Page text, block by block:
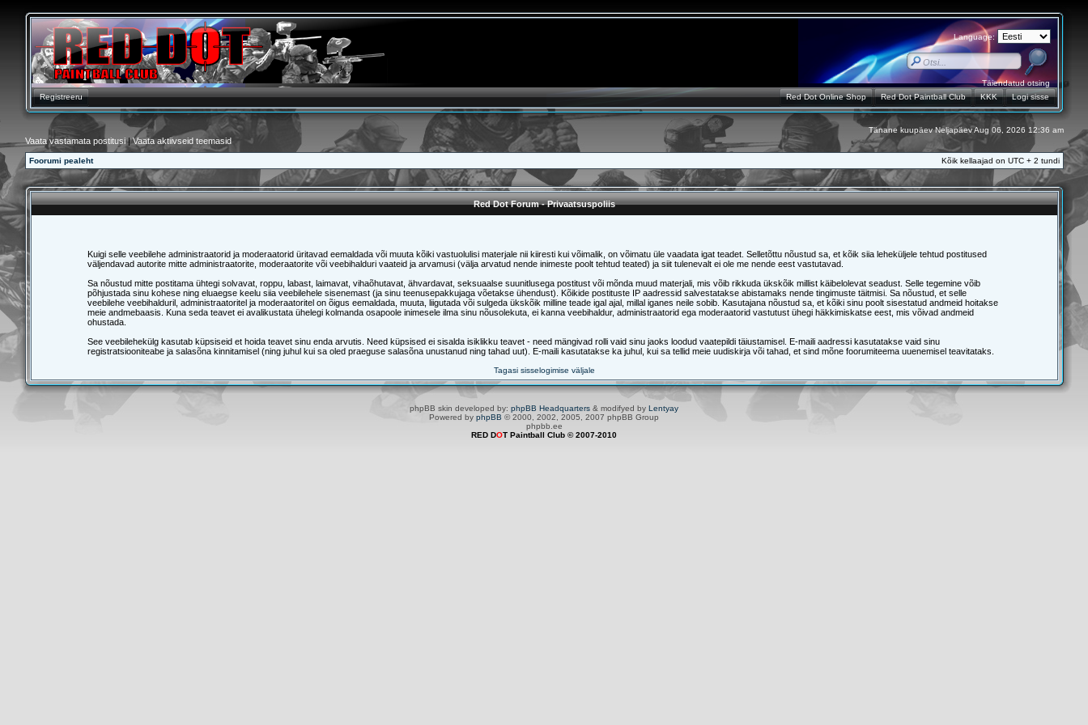
Language:
Täiendatud otsing
Registreeru
Logi sisse
KKK
Red Dot Paintball Club
Red Dot Online Shop
Tänane kuupäev Neljapäev Aug 06, 2026 12:36 am
Vaata vastamata postitusi|Vaata aktiivseid teemasid
Foorumi pealeht Kõik kellaajad on UTC + 2 tundi
Red Dot Forum - Privaatsuspoliis
Kuigi selle veebilehe administraatorid ja moderaatorid üritavad eemaldada või muuta kõiki vastuolulisi materjale nii kiiresti kui võimalik, on võimatu üle vaadata igat teadet. Selletõttu nõustud sa, et kõik siia leheküljele tehtud postitused
väljendavad autorite mitte administraatorite, moderaatorite või veebihalduri vaateid ja arvamusi (välja arvatud nende inimeste poolt tehtud teated) ja siit tulenevalt ei ole me nende eest vastutavad.
Sa nõustud mitte postitama ühtegi solvavat, roppu, labast, laimavat, vihaõhutavat, ähvardavat, seksuaalse suunitlusega postitust või mõnda muud materjali, mis võib rikkuda ükskõik millist käibelolevat seadust. Selle tegemine võib
põhjustada sinu kohese ning eluaegse keelu siia veebilehele sisenemast (ja sinu teenusepakkujaga võetakse ühendust). Kõikide postituste IP aadressid salvestatakse abistamaks nende tingimuste täitmisi. Sa nõustud, et selle
veebilehe veebihalduril, administraatoritel ja moderaatoritel on õigus eemaldada, muuta, liigutada või sulgeda ükskõik milline teade igal ajal, millal iganes neile sobib. Kasutajana nõustud sa, et kõiki sinu poolt sisestatud andmeid hoitakse
meie andmebaasis. Kuna seda teavet ei avalikustata ühelegi kolmanda osapoole inimesele ilma sinu nõusolekuta, ei kanna veebihaldur, administraatorid ega moderaatorid vastutust ühegi häkkimiskatse eest, mis võivad andmeid
ohustada.
See veebilehekülg kasutab küpsiseid et hoida teavet sinu enda arvutis. Need küpsised ei sisalda isiklikku teavet - need mängivad rolli vaid sinu jaoks loodud vaatepildi täiustamisel. E-maili aadressi kasutatakse vaid sinu
registratsiooniteabe ja salasõna kinnitamisel (ning juhul kui sa oled praeguse salasõna unustanud ning tahad uut). E-maili kasutatakse ka juhul, kui sa tellid meie uudiskirja või tahad, et sind mõne foorumiteema uuenemisel teavitataks.
Tagasi sisselogimise väljale
phpBB skin developed by: phpBB Headquarters & modifyed by Lentyay
Powered by phpBB © 2000, 2002, 2005, 2007 phpBB Group
phpbb.ee
RED DOT Paintball Club © 2007-2010